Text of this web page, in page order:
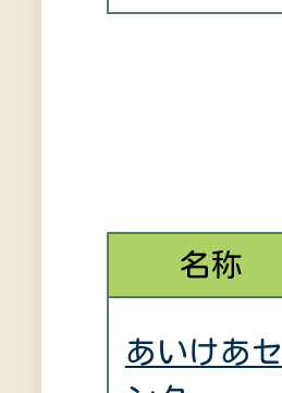
名称
あいけあセ